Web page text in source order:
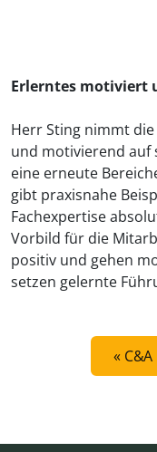
Erlerntes motiviert
Herr Sting nimmt
und motivierend auf
eine erneute
gibt praxisnahe
Fachexpertise
Vorbild für die
positiv und gehen
setzen gelernte
C&A